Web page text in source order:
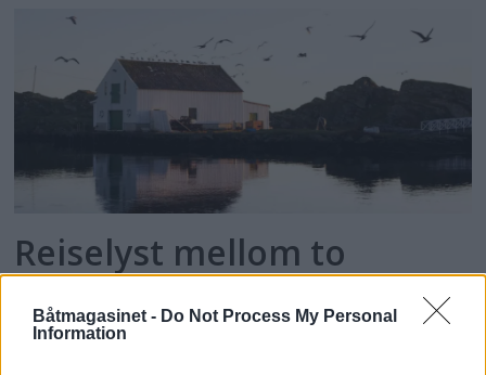
Båtmagasinet - Do Not Process My Personal
Information
Reiselyst mellom to
permer
Ryfylke er et av de best tilrettelagte